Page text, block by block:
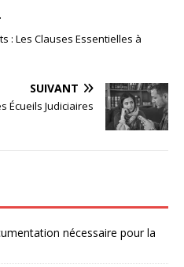
: Les Clauses Essentielles à
SUIVANT
Écueils Judiciaires
nécessaire pour la